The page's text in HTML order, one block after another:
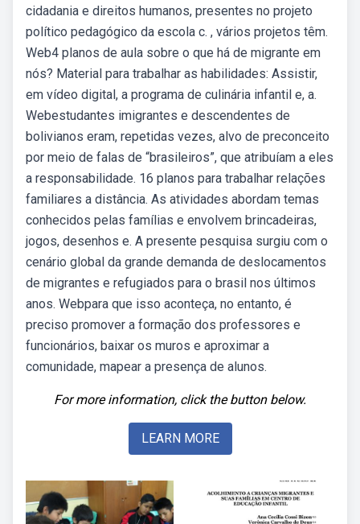
cidadania e direitos humanos, presentes no projeto
político pedagógico da escola c. , vários projetos têm.
Web4 planos de aula sobre o que há de migrante em
nós? Material para trabalhar as habilidades: Assistir,
em vídeo digital, a programa de culinária infantil e, a.
Webestudantes imigrantes e descendentes de
bolivianos eram, repetidas vezes, alvo de preconceito
por meio de falas de “brasileiros”, que atribuíam a eles
a responsabilidade. 16 planos para trabalhar relações
familiares a distância. As atividades abordam temas
conhecidos pelas famílias e envolvem brincadeiras,
jogos, desenhos e. A presente pesquisa surgiu com o
cenário global da grande demanda de deslocamentos
de migrantes e refugiados para o brasil nos últimos
anos. Webpara que isso aconteça, no entanto, é
preciso promover a formação dos professores e
funcionários, baixar os muros e aproximar a
comunidade, mapear a presença de alunos.
For more information, click the button below.
LEARN MORE